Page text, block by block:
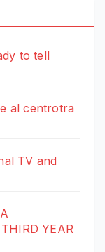
to tell
al centrotra
TV and
YEAR